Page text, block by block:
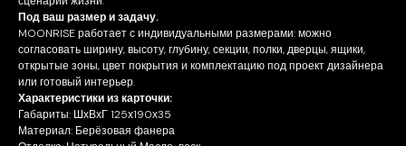
Под ваш размер и задачу.
MOONRISE работает с индивидуальными размерами: можно
согласовать ширину, высоту, глубину, секции, полки, дверцы, ящики,
открытые зоны, цвет покрытия и комплектацию под проект дизайнера
или готовый интерьер.
Характеристики из карточки:
Габариты: ШхВхГ 125х190х35
Материал: Берёзовая фанера